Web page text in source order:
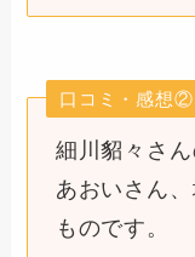
口コミ・感想②
細川貂々さ
あおいさん
ものです。